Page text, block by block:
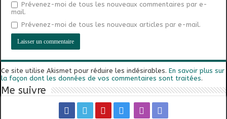
Prévenez-moi de tous les nouveaux commentaires par e-
mail.
Prévenez-moi de tous les nouveaux articles par e-mail.
Ce site utilise Akismet pour réduire les indésirables.En savoir plus sur
la façon dont les données de vos commentaires sont traitées.
Me suivre